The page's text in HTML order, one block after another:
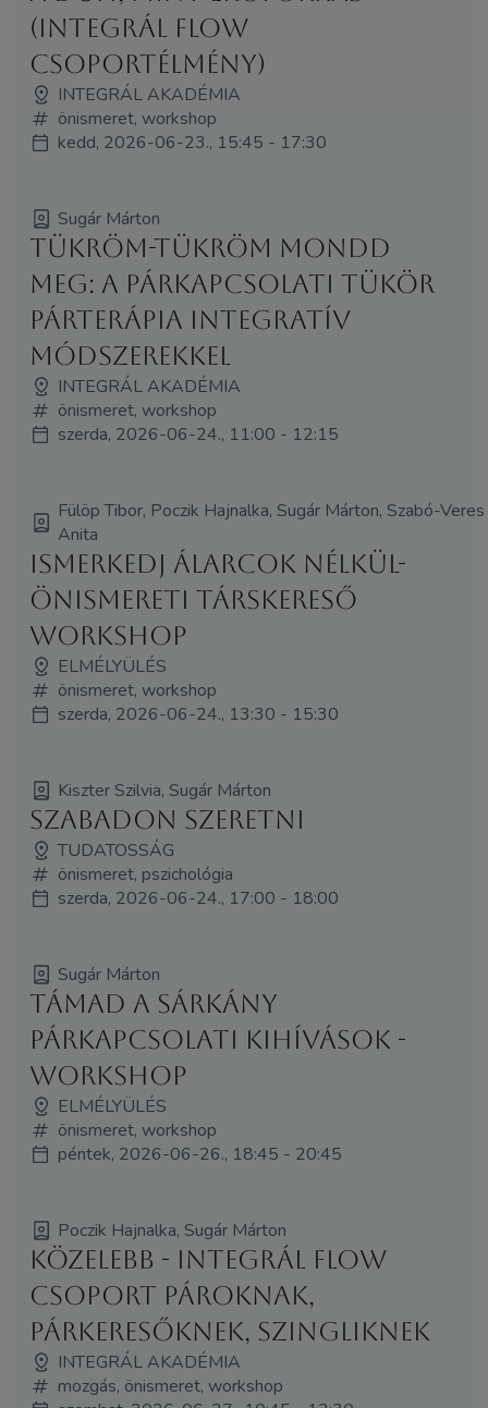
(Integrál Flow
Csoportélmény)
INTEGRÁL AKADÉMIA
önismeret, workshop
kedd, 2026-06-23., 15:45 - 17:30
Sugár Márton
Tükröm-tükröm mondd
meg: A párkapcsolati tükör
Párterápia Integratív
módszerekkel
INTEGRÁL AKADÉMIA
önismeret, workshop
szerda, 2026-06-24., 11:00 - 12:15
Fülöp Tibor, Poczik Hajnalka, Sugár Márton, Szabó-Veres
Anita
Ismerkedj Álarcok Nélkül-
önismereti társkereső
workshop
ELMÉLYÜLÉS
önismeret, workshop
szerda, 2026-06-24., 13:30 - 15:30
Kiszter Szilvia, Sugár Márton
Szabadon szeretni
TUDATOSSÁG
önismeret, pszichológia
szerda, 2026-06-24., 17:00 - 18:00
Sugár Márton
Támad a sárkány
Párkapcsolati kihívások -
workshop
ELMÉLYÜLÉS
önismeret, workshop
péntek, 2026-06-26., 18:45 - 20:45
Poczik Hajnalka, Sugár Márton
Közelebb - Integrál Flow
csoport pároknak,
párkeresőknek, szingliknek
INTEGRÁL AKADÉMIA
mozgás, önismeret, workshop